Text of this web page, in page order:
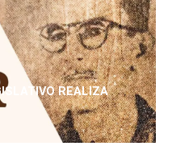
REALIZA